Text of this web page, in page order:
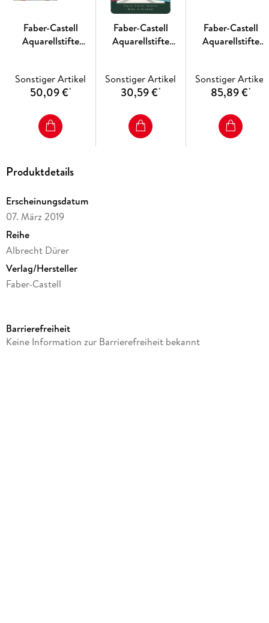
Faber-Castell
Aquarellstifte
Sonstiger Artikel
50,09 €*
Faber-Castell
Aquarellstifte
Sonstiger Artikel
30,59 €*
Faber-Castell
Aquarellstifte
Sonstiger Artikel
85,89 €*
Produktdetails
Erscheinungsdatum
07. März 2019
Reihe
Albrecht Dürer
Verlag/Hersteller
Faber-Castell
Sonstiges
Barrierefreiheit
Keine Information zur Barrierefreiheit bekannt